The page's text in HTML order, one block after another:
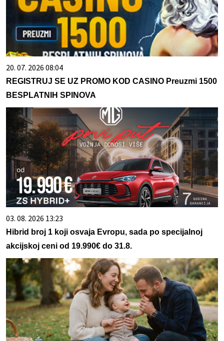
20. 07. 2026 08:04
REGISTRUJ SE UZ PROMO KOD CASINO Preuzmi 1500
BESPLATNIH SPINOVA
03. 08. 2026 13:23
Hibrid broj 1 koji osvaja Evropu, sada po specijalnoj
akcijskoj ceni od 19.990€ do 31.8.